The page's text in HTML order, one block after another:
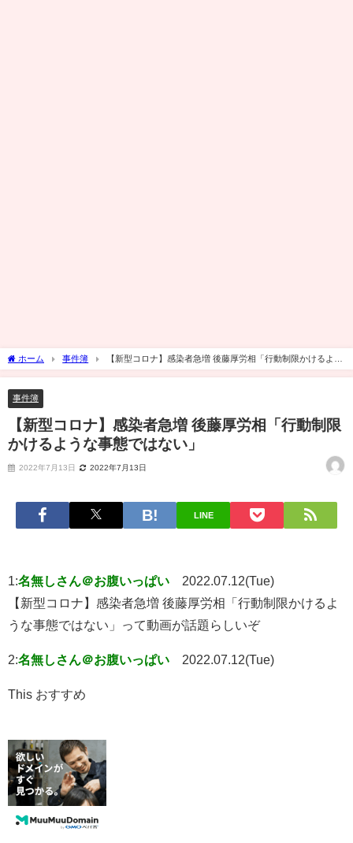
ホーム 事件簿
【新型コロナ】感染者急増 後藤厚労相「行動制限かけるよう
な事態ではない」
事件簿
【新型コロナ】感染者急増 後藤厚労相「行動制限
かけるような事態ではない」
2022年7月13日 2022年7月13日
LINE
1:名無しさん＠お腹いっぱい
2022.07.12(Tue)
【新型コロナ】感染者急増 後藤厚労相「行動制限かけるよ
うな事態ではない」って動画が話題らしいぞ
2:名無しさん＠お腹いっぱい 2022.07.12(Tue)
This おすすめ